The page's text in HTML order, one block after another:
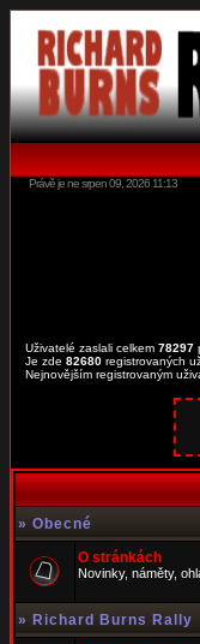
Právě je ne srpen 09, 2026 11:13
Uživatelé zaslali celkem 78297
Je zde 82680 registrovaných
Nejnovějším registrovaným
» Obecné
O stránkách
Novinky, náměty,
» Richard Burns Rally